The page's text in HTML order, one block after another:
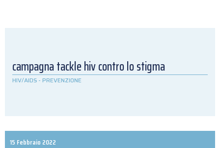
campagna tackle hiv contro lo stigma
HIV/AIDS - PREVENZIONE
15 Febbraio 2022